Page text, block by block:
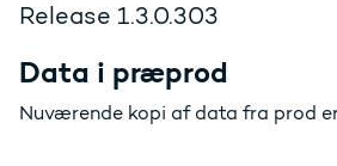
Release 1.3.0.303
Data i præprod
Nuværende kopi af data fra prod